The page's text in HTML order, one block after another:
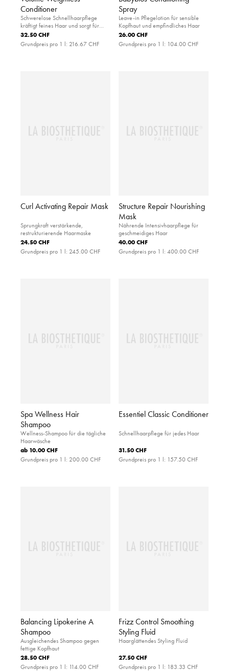
Conditioner
Schwerelose Schnellhaarpflege
kräftigt feines Haar und sorgt für
Volumen
32.50 CHF
Grundpreis pro 1 l: 216.67 CHF
Spray
Leave-in Pflegelotion für sensible
Kopfhaut und empfindliches Haar
26.00 CHF
Grundpreis pro 1 l: 104.00 CHF
Curl Activating Repair Mask
Sprungkraft verstärkende,
restrukturierende Haarmaske
24.50 CHF
Grundpreis pro 1 l: 245.00 CHF
Structure Repair Nourishing
Mask
Nährende Intensivhaarpflege für
geschmeidiges Haar
40.00 CHF
Grundpreis pro 1 l: 400.00 CHF
Spa Wellness Hair
Shampoo
Wellness-Shampoo für die tägliche
Haarwäsche
ab 10.00 CHF
Grundpreis pro 1 l: 200.00 CHF
Essentiel Classic Conditioner
Schnellhaarpflege für jedes Haar
31.50 CHF
Grundpreis pro 1 l: 157.50 CHF
Balancing Lipokerine A
Shampoo
Ausgleichendes Shampoo gegen
fettige Kopfhaut
28.50 CHF
Grundpreis pro 1 l: 114.00 CHF
Frizz Control Smoothing
Styling Fluid
Haarglättendes Styling Fluid
27.50 CHF
Grundpreis pro 1 l: 183.33 CHF